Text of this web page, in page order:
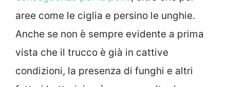
aree come le ciglia e persino le unghie.
Anche se non è sempre evidente a prima
vista che il trucco è già in cattive
condizioni, la presenza di funghi e altri